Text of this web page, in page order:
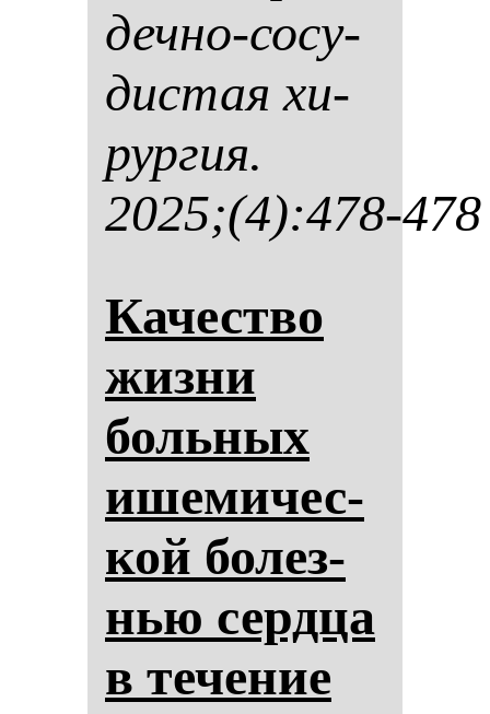
деч­но-со­су­
дис­тая хи­
рур­гия.
2025;(4):478-478
Ка­чес­тво
жиз­ни
боль­ных
ише­ми­чес­
кой бо­лез­
нью сер­дца
в те­че­ние